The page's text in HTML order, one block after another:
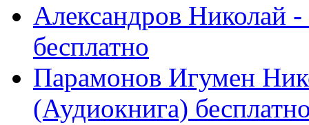
Александров Николай
бесплатно
Парамонов Игумен
(Аудиокнига)